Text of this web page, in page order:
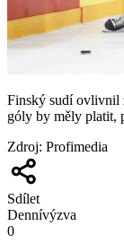
Finský sudí ovlivnil
góly by měly platit,
Zdroj: Profimedia
Sdílet
Dennívýzva
0